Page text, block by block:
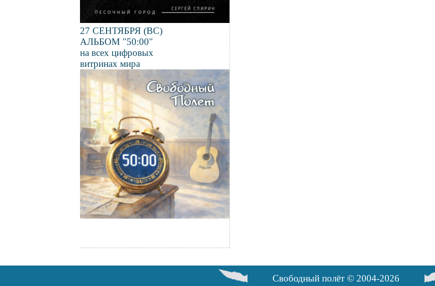
27 СЕНТЯБРЯ (ВС)
АЛЬБОМ "50:00"
на всех цифровых
витринах мира
Файл
изображения
Свободный полёт © 2004-2026